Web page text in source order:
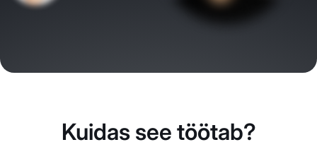
Kuidas see töötab?